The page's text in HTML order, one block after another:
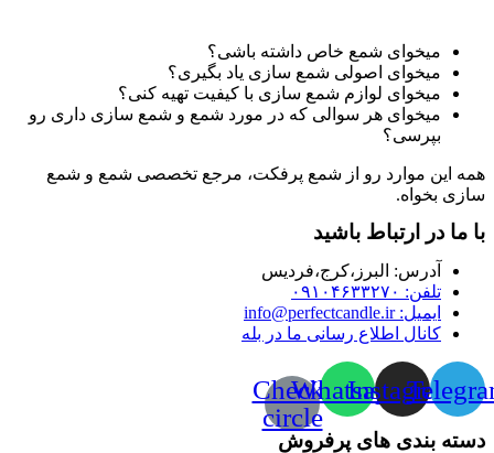
میخوای شمع خاص داشته باشی؟
میخوای اصولی شمع سازی یاد بگیری؟
میخوای لوازم شمع سازی با کیفیت تهیه کنی؟
میخوای هر سوالی که در مورد شمع و شمع سازی داری رو
بپرسی؟
همه این موارد رو از شمع پرفکت، مرجع تخصصی شمع و شمع
سازی بخواه.
با ما در ارتباط باشید
آدرس:‌ البرز،کرج،فردیس
تلفن: ۰۹۱۰۴۶۳۳۲۷۰
ایمیل: info@perfectcandle.ir
کانال اطلاع رسانی ما در بله
Instagram
Whatsapp
Check-
circle
دسته بندی های پرفروش